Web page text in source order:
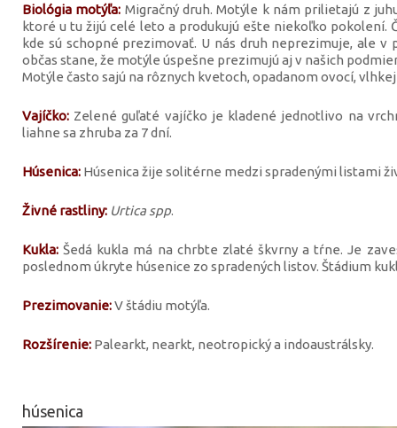
Biológia motýľa: Migračný druh. Motýle k nám prilietajú z
ktoré u tu žijú celé leto a produkujú ešte niekoľko pokolení.
kde sú schopné prezimovať. U nás druh neprezimuje, ale v
občas stane, že motýle úspešne prezimujú aj v našich
Motýle často sajú na rôznych kvetoch, opadanom ovocí,
Vajíčko: Zelené guľaté vajíčko je kladené jednotlivo na
liahne sa zhruba za 7 dní.
Húsenica: Húsenica žije solitérne medzi spradenými listami
Živné rastliny: Urtica spp.
Kukla: Šedá kukla má na chrbte zlaté škvrny a tŕne. Je
poslednom úkryte húsenice zo spradených listov. Štádium
Prezimovanie:V štádiu motýľa.
Rozšírenie: Palearkt, nearkt, neotropický a indoaustrálsky.
húsenica